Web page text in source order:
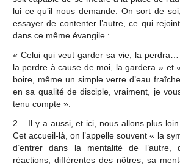
lui ce qu’il nous demande. On sort de
essayer de contenter l’autre, ce qui
dans ce même évangile :
« Celui qui veut garder sa vie, la
la perdre à cause de moi, la gardera » et
boire, même un simple verre d’eau
en sa qualité de disciple, vraiment, je
tenu compte ».
2 – Il y a aussi, et ici, nous allons plus loin
Cet accueil-là, on l’appelle souvent « la
d’entrer dans la mentalité de l’autre,
réactions, différentes des nôtres, sa